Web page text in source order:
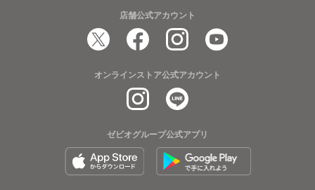
店舗公式アカウント
オンラインストア公式アカウント
ゼビオグループ公式アプリ